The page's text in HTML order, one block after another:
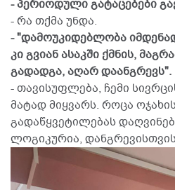
- პერიოდული გატაცებები
- რა თქმა უნდა.
- "დამოუკიდებლობა
კი გვიან ასაკში ქმნის,
გადადგა, აღარ დაანგრევს".
- თავისუფლება, ჩემი
მატად მიყვარს. როცა
გადაწყვეტილებას
ლოგიკურია,